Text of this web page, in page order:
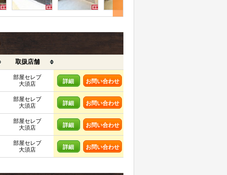
取扱店舗
部屋セレブ
大須店
詳細 お問い合わせ
部屋セレブ
大須店
詳細 お問い合わせ
部屋セレブ
大須店
詳細 お問い合わせ
部屋セレブ
大須店
詳細 お問い合わせ